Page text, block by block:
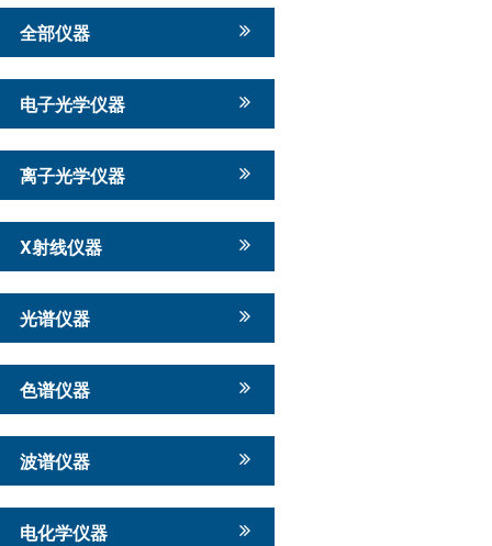
全部仪器
电子光学仪器
离子光学仪器
X射线仪器
光谱仪器
色谱仪器
波谱仪器
电化学仪器